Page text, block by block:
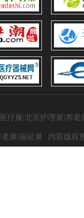
疗展|北京护理展|
展|福祉展 内容版